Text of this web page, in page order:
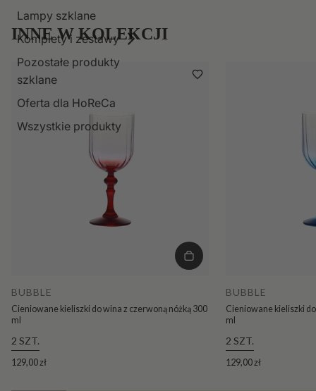
Lampy szklane
Komplety i zestawy
Pozostałe produkty
szklane
Oferta dla HoReCa
Wszystkie produkty
INNE W KOLEKCJI
BUBBLE
Cieniowane kieliszki do wina z czerwoną nóżką 300
ml
2 SZT.
129,00 zł
BUBBLE
Cieniowane kieliszki
ml
2 SZT.
129,00 zł